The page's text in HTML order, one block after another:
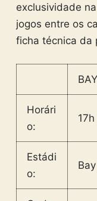
exclusividade
jogos entre os
ficha técnica da
Horári
o:
Estádi
o: